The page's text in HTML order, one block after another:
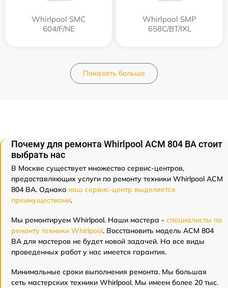
Whirlpool SMC
604/F/NE
Whirlpool SMP
658C/BT/IXL
Показать больше
Почему для ремонта Whirlpool ACM 804 BA стоит
выбрать нас
В Москве существует множество сервис-центров,
предоставляющих услуги по ремонту техники Whirlpool ACM
804 BA. Однако наш сервис-центр выделяется
преимуществами.
Мы ремонтируем Whirlpool. Наши мастера - специалисты по
ремонту техники Whirlpool. Восстановить модель ACM 804
BA для мастеров не будет новой задачей. На все виды
проведенных работ у нас имеется гарантия.
Минимальные сроки выполнения ремонта. Мы большая
сеть мастерских техники Whirlpool. Мы имеем более 20 тыс.